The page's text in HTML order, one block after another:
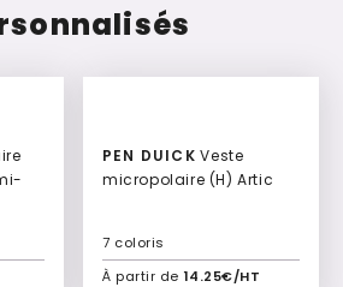
PEN DUICK Veste
micropolaire (H) Artic
À partir de 14.25€/HT
7 coloris